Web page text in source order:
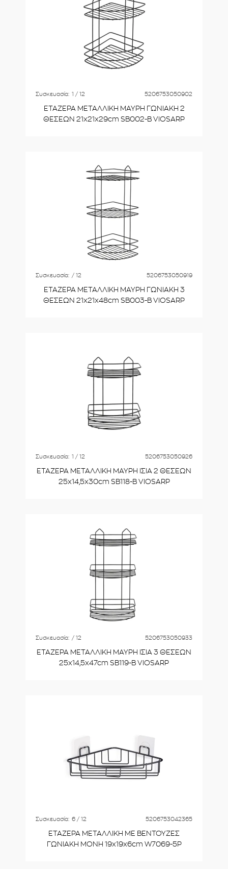
Συσκευασία: 1 / 12 5206753050902
ΕΤΑΖΕΡΑ ΜΕΤΑΛΛΙΚΗ ΜΑΥΡΗ ΓΩΝΙΑΚΗ 2
ΘΕΣΕΩΝ 21x21x29cm SB002-B VIOSARP
Συσκευασία: / 12 5206753050919
ΕΤΑΖΕΡΑ ΜΕΤΑΛΛΙΚΗ ΜΑΥΡΗ ΓΩΝΙΑΚΗ 3
ΘΕΣΕΩΝ 21x21x48cm SB003-B VIOSARP
Συσκευασία: 1 / 12 5206753050926
ΕΤΑΖΕΡΑ ΜΕΤΑΛΛΙΚΗ ΜΑΥΡΗ ΙΣΙΑ 2 ΘΕΣΕΩΝ
25x14,5x30cm SB118-B VIOSARP
Συσκευασία: / 12 5206753050933
ΕΤΑΖΕΡΑ ΜΕΤΑΛΛΙΚΗ ΜΑΥΡΗ ΙΣΙΑ 3 ΘΕΣΕΩΝ
25x14,5x47cm SB119-B VIOSARP
Συσκευασία: 6 / 12 5206753042365
ΕΤΑΖΕΡΑ ΜΕΤΑΛΛΙΚΗ ΜΕ ΒΕΝΤΟΥΖΕΣ
ΓΩΝΙΑΚΗ MONH 19x19x6cm W7069-5P